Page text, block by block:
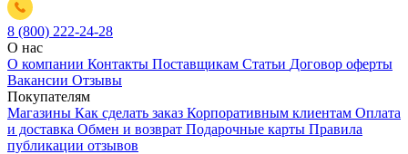
8 (800) 222-24-28
О нас
О компании Контакты Поставщикам Статьи Договор оферты
Вакансии Отзывы
Покупателям
Магазины Как сделать заказ Корпоративным клиентам Оплата
и доставка Обмен и возврат Подарочные карты Правила
публикации отзывов